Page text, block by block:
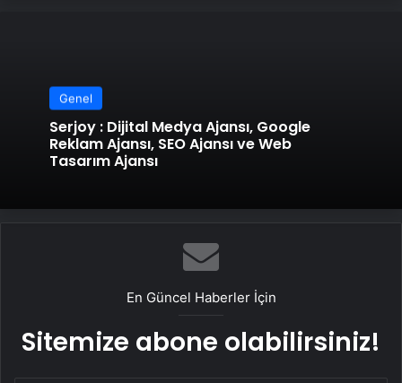
Genel
Serjoy : Dijital Medya Ajansı, Google
Reklam Ajansı, SEO Ajansı ve Web
Tasarım Ajansı
En Güncel Haberler İçin
Sitemize abone olabilirsiniz!